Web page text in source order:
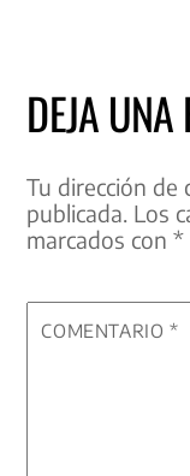
DEJA UNA
Tu dirección de
publicada. Los
marcados con*
COMENTARIO*